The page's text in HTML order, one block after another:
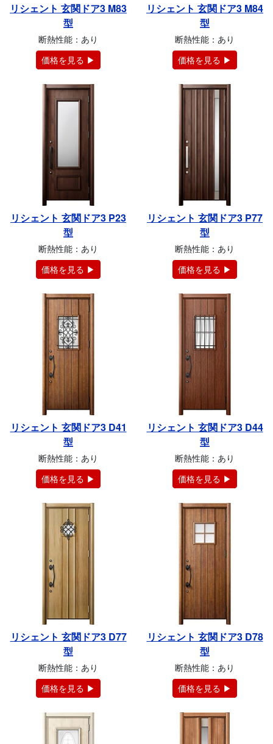
リシェント 玄関ドア3 M83
型
断熱性能：あり
価格を見る ▶
リシェント 玄関ドア3 M84
型
断熱性能：あり
価格を見る ▶
リシェント 玄関ドア3 P23
型
断熱性能：あり
価格を見る ▶
リシェント 玄関ドア3 P77
型
断熱性能：あり
価格を見る ▶
リシェント 玄関ドア3 D41
型
断熱性能：あり
価格を見る ▶
リシェント 玄関ドア3 D44
型
断熱性能：あり
価格を見る ▶
リシェント 玄関ドア3 D77
型
断熱性能：あり
価格を見る ▶
リシェント 玄関ドア3 D78
型
断熱性能：あり
価格を見る ▶